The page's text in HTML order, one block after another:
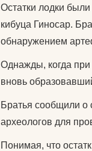
Остатки лодки
кибуца Гиносар.
обнаружением
Однажды, когда при
вновь
Братья сообщили о
археологов для
Понимая, что